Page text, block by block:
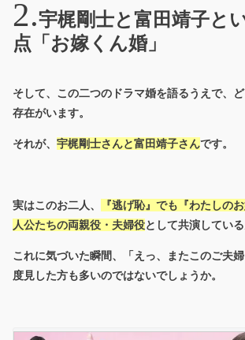
宇梶剛士と富田靖子と
点「お嫁くん婚」
そして、この二つのドラマ婚を語るうえで、
存在がいます。
それが、 宇梶剛士さんと富田靖子さんです。
実はこのお二人、 『逃げ恥』でも『わたしの
人公たちの両親役・夫婦役として共演している
これに気づいた瞬間、「えっ、またこのご夫
度見した方も多いのではないでしょうか。